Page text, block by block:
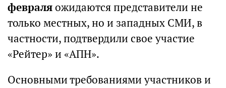
февраляожидаются представители не
только местных, но и западных СМИ, в
частности, подтвердили свое участие
«Рейтер» и «АПН».
Основными требованиями участников и